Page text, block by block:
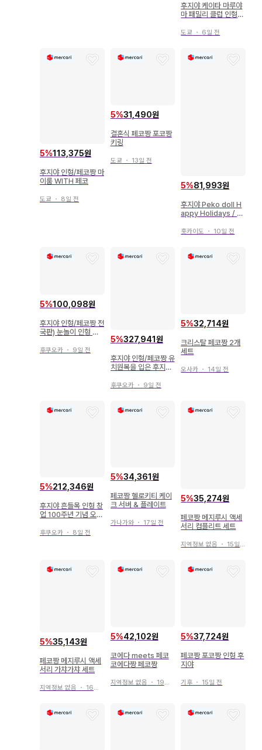
후지야 케이타 마루야
마 패밀리 클럽 인형
드레스 KEITA MAR
도쿄 ・ 6일 전
5%113,375원
후지야 인형/페코짱 마
이룸 WITH 페코
도쿄 ・ 8일 전
5%31,490원
결혼식 페코짱 포코짱
키링
도쿄 ・ 13일 전
5%81,993원
후지야 Peko doll H
appy Holidays / 페
홋카이도 ・ 10일 전
5%100,098원
후지야 인형/페코짱 전
국판) 눈놀이 인형 세
후쿠오카 ・ 9일 전
5%327,941원
후지야 인형/페코짱 유
치원복을 입은 후지야
각
후쿠오카・ 9일 전
5%32,714원
크리스탈 페코짱 2개
세트
오사카 ・ 14일 전
5%212,346원
후지야 흔들목 인형 창
업 100주년 기념 오리
코짱 인형 (직원용)
후쿠오카 ・ 8일 전
5%34,361원
페코짱 헬로키티 케이
크 서버 & 플레이트
가나가와・ 17일 전
5%35,274원
페코짱 메지루시 액세
서리 컴플리트 세트
지역정보 없음 ・ 15일 전
5%35,143원
페코짱 메지루시 액세
서리 가챠가챠 세트
지역정보 없음 ・ 16일 전
5%42,102원
코에다 meets 페코
코에다짱 페코짱
지역정보 없음 ・ 19일 전
5%37,724원
페코짱 포코짱 인형 후
지야
기후 ・ 15일 전